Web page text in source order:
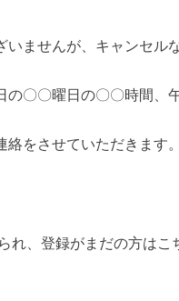
いませんが、キャンセル
の〇〇曜日の〇〇時間、
絡をさせていただきます。
れ、登録がまだの方はこ